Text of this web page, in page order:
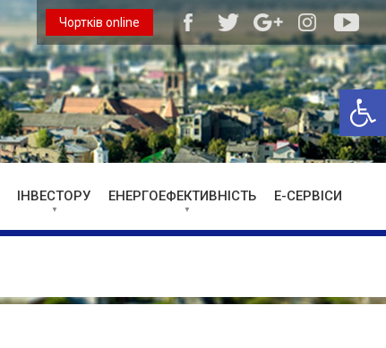
Чортків online
ІНВЕСТОРУ ЕНЕРГОЕФЕКТИВНІСТЬ Е-СЕРВІСИ